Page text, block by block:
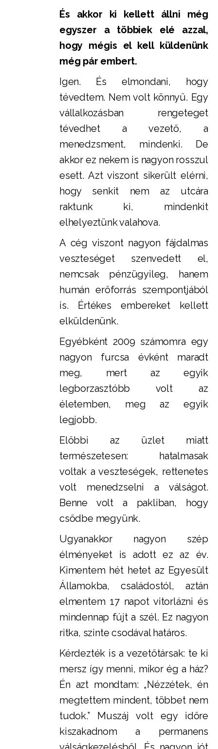
És akkor ki kellett állni még
egyszer a többiek elé azzal,
hogy mégis el kell küldenünk
még pár embert.
Igen. És elmondani, hogy
tévedtem. Nem volt könnyű. Egy
vállalkozásban rengeteget
tévedhet a vezető, a
menedzsment, mindenki. De
akkor ez nekem is nagyon rosszul
esett. Azt viszont sikerült elérni,
hogy senkit nem az utcára
raktunk ki, mindenkit
elhelyeztünk valahova.
A cég viszont nagyon fájdalmas
veszteséget szenvedett el,
nemcsak pénzügyileg, hanem
humán erőforrás szempontjából
is. Értékes embereket kellett
elküldenünk.
Egyébként 2009 számomra egy
nagyon furcsa évként maradt
meg, mert az egyik
legborzasztóbb volt az
életemben, meg az egyik
legjobb.
Előbbi az üzlet miatt
természetesen: hatalmasak
voltak a veszteségek, rettenetes
volt menedzselni a válságot.
Benne volt a pakliban, hogy
csődbe megyünk.
Ugyanakkor nagyon szép
élményeket is adott ez az év.
Kimentem hét hetet az Egyesült
Államokba, családostól, aztán
elmentem 17 napot vitorlázni és
mindennap fújt a szél. Ez nagyon
ritka, szinte csodával határos.
Kérdezték is a vezetőtársak: te ki
mersz így menni, mikor ég a ház?
Én azt mondtam: „Nézzétek, én
megtettem mindent, többet nem
tudok.” Muszáj volt egy időre
kiszakadnom a permanens